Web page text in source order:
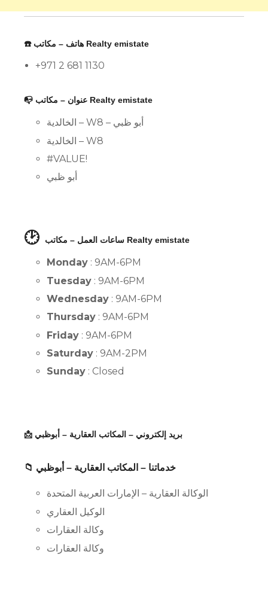
☎️ هاتف – مكاتب Realty emistate
+971 2 681 1130
📭 عنوان – مكاتب Realty emistate
الخالدية – W8 – أبو ظبي
الخالدية – W8
#VALUE!
أبو ظبي
🕑 ساعات العمل – مكاتب Realty emistate
Monday : 9AM-6PM
Tuesday : 9AM-6PM
Wednesday : 9AM-6PM
Thursday : 9AM-6PM
Friday : 9AM-6PM
Saturday : 9AM-2PM
Sunday : Closed
📩 بريد إلكتروني – المكاتب العقارية – أبوظبي
📁 خدماتنا – المكاتب العقارية – أبوظبي
الوكالة العقارية – الإمارات العربية المتحدة
الوكيل العقاري
وكالة العقارات
وكالة العقارات